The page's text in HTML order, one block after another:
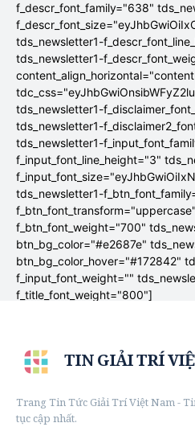
f_descr_font_family="638"
tds_newsletter1-
tds_newsletter1-
tds_newsletter1-
tds_newsletter1-
tds_newsletter1-
f_input_font_line_height="3"
tds_newsletter1-
f_btn_font_weight="700"
btn_bg_color="#e2687e"
btn_bg_color_hover="#172842"
f_input_font_weight=""
f_title_font_weight="800"]
TIN GIẢI TRÍ
Trang Tin Tức Giải Trí Việt Nam -
tục cập nhất.